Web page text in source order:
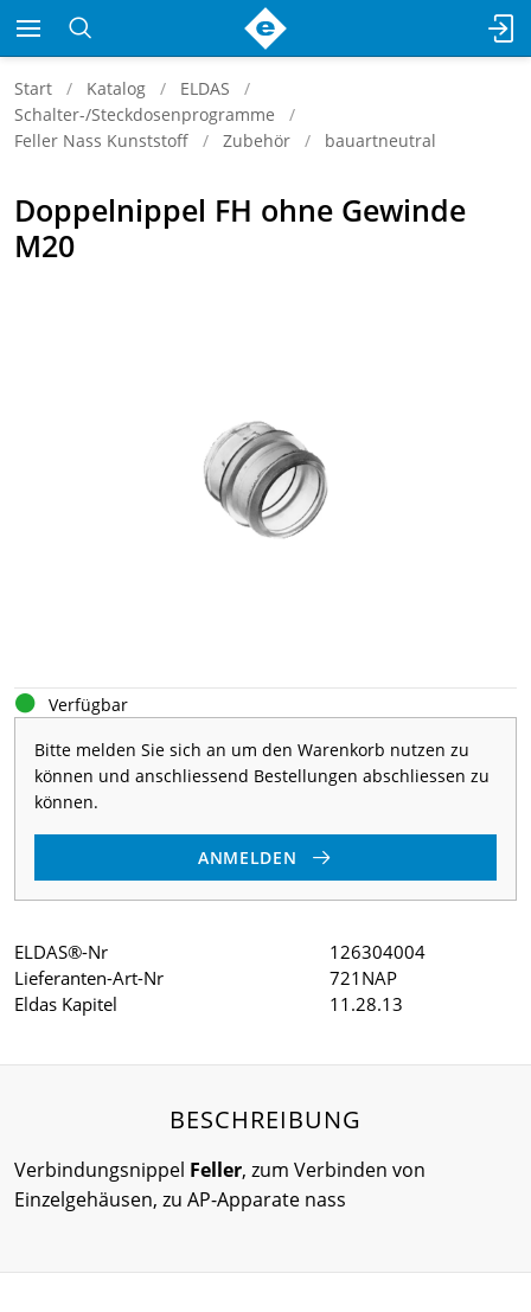
Start Katalog
ELDAS
Schalter-/Steckdosenprogramme
Feller Nass Kunststoff
Zubehör bauartneutral
Doppelnippel FH ohne Gewinde
M20
Verfügbar
Bitte melden Sie sich an um den Warenkorb nutzen zu
können und anschliessend Bestellungen abschliessen zu
können.
ANMELDEN
ELDAS®-Nr
126304004
Lieferanten-Art-Nr
721NAP
Eldas Kapitel
11.28.13
BESCHREIBUNG
Verbindungsnippel Feller, zum Verbinden von
Einzelgehäusen, zu AP-Apparate nass